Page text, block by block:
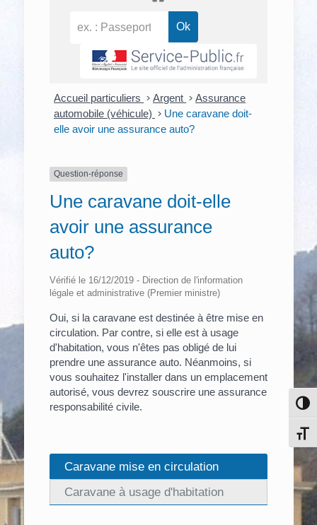
Accueil particuliers > Argent > Assurance
automobile (véhicule) > Une caravane doit-
elle avoir une assurance auto?
Question-réponse
Une caravane doit-elle
avoir une assurance
auto?
Vérifié le 16/12/2019 - Direction de l'information
légale et administrative (Premier ministre)
Oui, si la caravane est destinée à être mise en
circulation. Par contre, si elle est à usage
d'habitation, vous n'êtes pas obligé de lui
prendre une assurance auto. Néanmoins, si
vous souhaitez l'installer dans un emplacement
autorisé, vous devrez souscrire une assurance
responsabilité civile.
Caravane mise en circulation
Caravane à usage d'habitation